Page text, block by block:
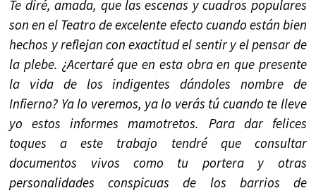
Te diré, amada, que las escenas y cuadros populares
son en el Teatro de excelente efecto cuando están bien
hechos y reflejan con exactitud el sentir y el pensar de
la plebe. ¿Acertaré que en esta obra en que presente
la vida de los indigentes dándoles nombre de
Infierno? Ya lo veremos, ya lo verás tú cuando te lleve
yo estos informes mamotretos. Para dar felices
toques a este trabajo tendré que consultar
documentos vivos como tu portera y otras
personalidades conspicuas de los barrios de